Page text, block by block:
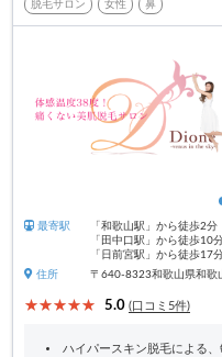
脱毛サロン 女性 鼻
最寄駅
「和歌山駅」から徒歩2分
「田中口駅」から徒歩10
「日前宮駅」から徒歩17
住所
〒640-8323和歌山県和
5.0 (口コミ5件)
ハイパースキン脱毛による